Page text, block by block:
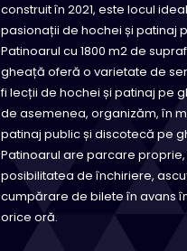
construit în 2021, este locul
pasionații de hochei și patinaj
Patinoarul cu 1800 m2 de
gheață oferă o varietate de
fi lecții de hochei și patinaj pe
de asemenea, organizăm, în
patinaj public și discotecă pe
Patinoarul are parcare
posibilitatea de închiriere,
cumpărare de bilete în avans
orice oră.